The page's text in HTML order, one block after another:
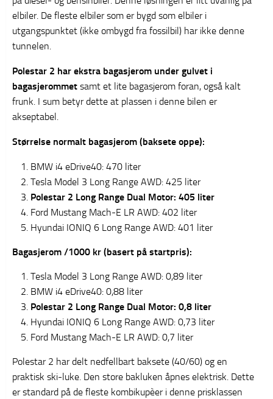
elbiler. De fleste elbiler som er bygd som elbiler i
utgangspunktet (ikke ombygd fra fossilbil) har ikke denne
tunnelen.
Polestar 2 har ekstra bagasjerom under gulvet i
bagasjerommet samt et lite bagasjerom foran, også kalt
frunk. I sum betyr dette at plassen i denne bilen er
akseptabel.
Størrelse normalt bagasjerom (baksete oppe):
BMW i4 eDrive40: 470 liter
Tesla Model 3 Long Range AWD: 425 liter
Polestar 2 Long Range Dual Motor: 405 liter
Ford Mustang Mach-E LR AWD: 402 liter
Hyundai IONIQ 6 Long Range AWD: 401 liter
Bagasjerom /1000 kr (basert på startpris):
Tesla Model 3 Long Range AWD: 0,89 liter
BMW i4 eDrive40: 0,88 liter
Polestar 2 Long Range Dual Motor: 0,8 liter
Hyundai IONIQ 6 Long Range AWD: 0,73 liter
Ford Mustang Mach-E LR AWD: 0,7 liter
Polestar 2 har delt nedfellbart baksete (40/60) og en
praktisk ski-luke. Den store bakluken åpnes elektrisk. Dette
er standard på de fleste kombikupèer i denne prisklassen